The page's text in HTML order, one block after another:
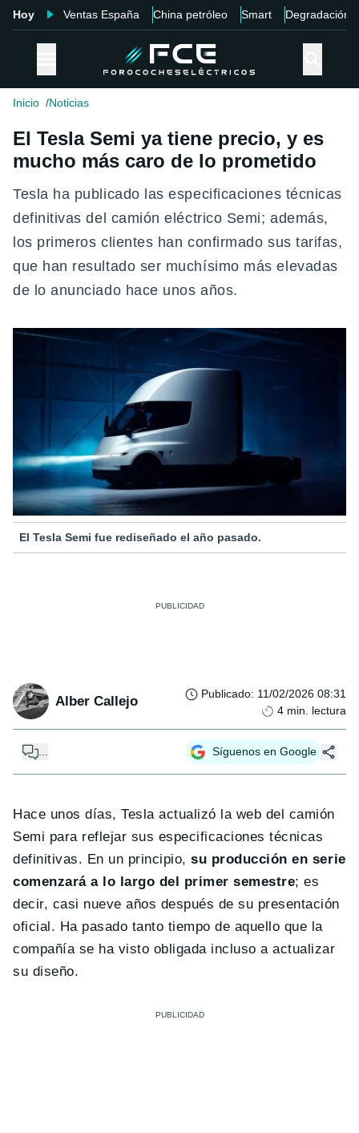
Hoy Ventas España China petróleo Smart Degradación
Inicio Noticias
El Tesla Semi ya tiene precio, y es
mucho más caro de lo prometido
Tesla ha publicado las especificaciones técnicas
definitivas del camión eléctrico Semi; además,
los primeros clientes han confirmado sus tarifas,
que han resultado ser muchísimo más elevadas
de lo anunciado hace unos años.
El Tesla Semi fue rediseñado el año pasado.
Alber Callejo Publicado: 11/02/2026 08:31
4 min. lectura
... Síguenos en Google
Hace unos días, Tesla actualizó la web del camión
Semi para reflejar sus especificaciones técnicas
definitivas. En un principio,su producción en serie
comenzará a lo largo del primer semestre; es
decir, casi nueve años después de su presentación
oficial. Ha pasado tanto tiempo de aquello que la
compañía se ha visto obligada incluso a actualizar
su diseño.